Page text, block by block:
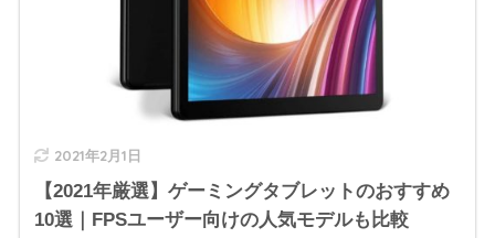
2021年2月1日
【2021年厳選】ゲーミングタブレットのおすすめ
10選｜FPSユーザー向けの人気モデルも比較